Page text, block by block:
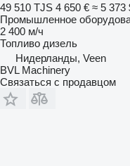
49 510 TJS 4 650 € ≈ 5 373
Промышленное
2 400 м/ч
Топливо дизель
Нидерланды, Veen
BVL Machinery
Связаться с продавцом